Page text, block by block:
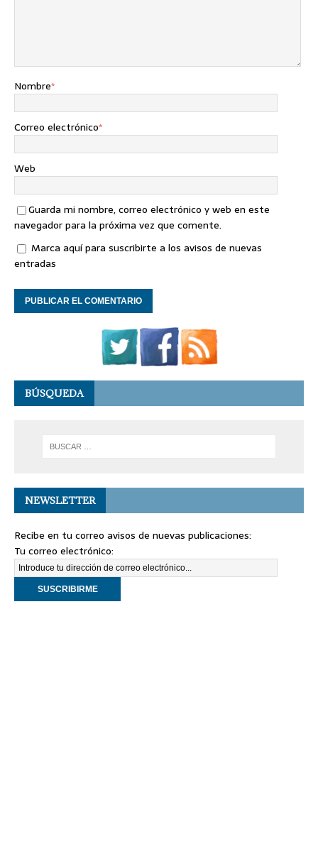
Nombre*
Correo electrónico*
Web
Guarda mi nombre, correo electrónico y web en este
navegador para la próxima vez que comente.
Marca aquí para suscribirte a los avisos de nuevas
entradas
BÚSQUEDA
NEWSLETTER
Recibe en tu correo avisos de nuevas publicaciones:
Tu correo electrónico: